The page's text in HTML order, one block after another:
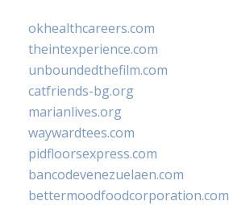
okhealthcareers.com
theintexperience.com
unboundedthefilm.com
catfriends-bg.org
marianlives.org
waywardtees.com
pidfloorsexpress.com
bancodevenezuelaen.com
bettermoodfoodcorporation.com